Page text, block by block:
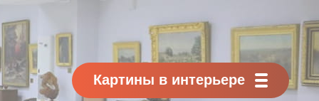
Картины в интерьере